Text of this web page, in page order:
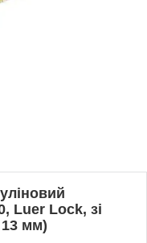
Luer Lock, зі
13 мм)